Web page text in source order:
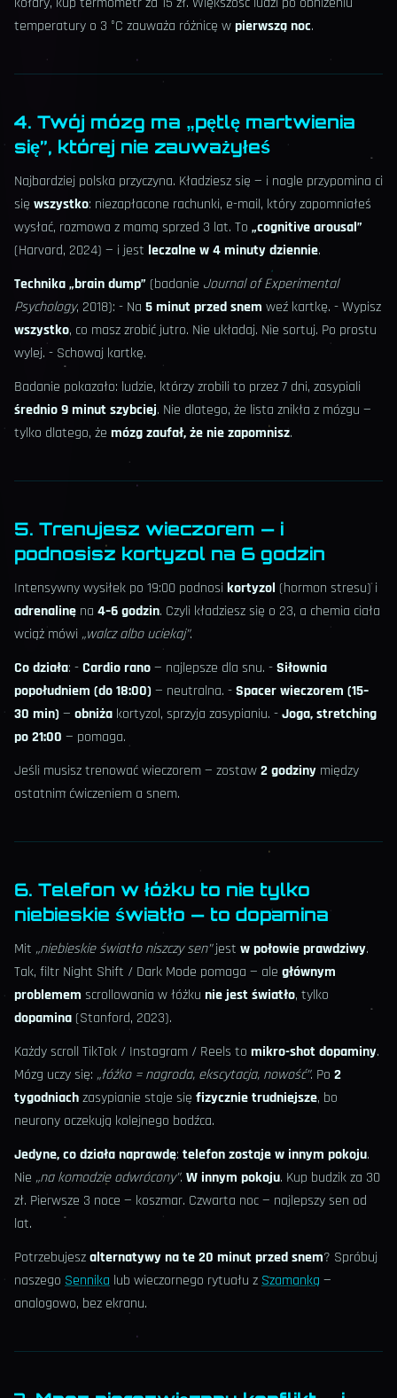
temperatury o 3 °C zauważa różnicę wpierwszą noc.
4. Twój mózg ma „pętlę martwienia
się”, której nie zauważyłeś
Najbardziej polska przyczyna. Kładziesz się — i nagle przypomina ci
się wszystko: niezapłacone rachunki, e-mail, który zapomniałeś
wysłać, rozmowa z mamą sprzed 3 lat. To „cognitive arousal”
(Harvard, 2024) — i jest leczalne w 4 minuty dziennie.
Technika „brain dump” (badanie Journal of Experimental
Psychology, 2018): - Na 5 minut przed snem weź kartkę. - Wypisz
wszystko, co masz zrobić jutro. Nie układaj. Nie sortuj. Po prostu
wylej. - Schowaj kartkę.
Badanie pokazało: ludzie, którzy zrobili to przez 7 dni, zasypiali
średnio 9 minut szybciej. Nie dlatego, że lista znikła z mózgu —
tylko dlatego, że mózg zaufał, że nie zapomnisz.
5. Trenujesz wieczorem — i
podnosisz kortyzol na 6 godzin
Intensywny wysiłek po 19:00 podnosi kortyzol (hormon stresu) i
adrenalinę na 4–6 godzin. Czyli kładziesz się o 23, a chemia ciała
wciąż mówi „walcz albo uciekaj”.
Co działa: -Cardio rano— najlepsze dla snu. -Siłownia
popołudniem (do 18:00) — neutralna. -Spacer wieczorem (15–
30 min) — obniża kortyzol, sprzyja zasypianiu. -Joga, stretching
po 21:00 — pomaga.
Jeśli musisz trenować wieczorem — zostaw2 godziny między
ostatnim ćwiczeniem a snem.
6. Telefon w łóżku to nie tylko
niebieskie światło — to dopamina
Mit „niebieskie światło niszczy sen”jest w połowie prawdziwy.
Tak, filtr Night Shift / Dark Mode pomaga — ale głównym
problemem scrollowania w łóżku nie jest światło, tylko
dopamina (Stanford, 2023).
Każdy scroll TikTok / Instagram / Reels to mikro-shot dopaminy.
Mózg uczy się: „łóżko = nagroda, ekscytacja, nowość”. Po 2
tygodniachzasypianie staje się fizycznie trudniejsze, bo
neurony oczekują kolejnego bodźca.
Jedyne, co działa naprawdę: telefon zostaje w innym pokoju.
Nie „na komodzie odwrócony”. W innym pokoju. Kup budzik za 30
zł. Pierwsze 3 noce — koszmar. Czwarta noc — najlepszy sen od
lat.
Potrzebujeszalternatywy na te 20 minut przed snem? Spróbuj
naszego Sennika lub wieczornego rytuału z Szamanką —
analogowo, bez ekranu.